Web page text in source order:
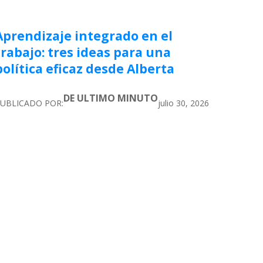
integrado en el
tres ideas para una
eficaz desde Alberta
POR:DE ULTIMO MINUTOjulio 30, 2026